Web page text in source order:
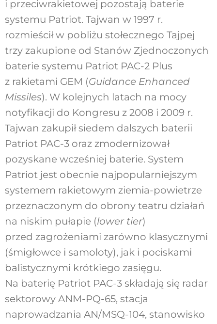
i przeciwrakietowej pozostają baterie
systemu Patriot. Tajwan w 1997 r.
rozmieścił w pobliżu stołecznego Tajpej
trzy zakupione od Stanów Zjednoczonych
baterie systemu Patriot PAC-2 Plus
z rakietami GEM (Guidance Enhanced
Missiles). W kolejnych latach na mocy
notyfikacji do Kongresu z 2008 i 2009 r.
Tajwan zakupił siedem dalszych baterii
Patriot PAC-3 oraz zmodernizował
pozyskane wcześniej baterie. System
Patriot jest obecnie najpopularniejszym
systemem rakietowym ziemia-powietrze
przeznaczonym do obrony teatru działań
na niskim pułapie (lower tier)
przed zagrożeniami zarówno klasycznymi
(śmigłowce i samoloty), jak i pociskami
balistycznymi krótkiego zasięgu.
Na baterię Patriot PAC-3 składają się radar
sektorowy ANM-PQ-65, stacja
naprowadzania AN/MSQ-104, stanowisko